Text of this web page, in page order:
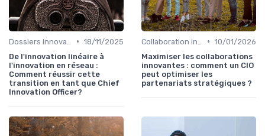
• 18/11/2025
De l'innovation linéaire à
l'innovation en réseau :
Comment réussir cette
transition en tant que Chief
Innovation Officer?
• 10/01/2026
Maximiser les collaborations
innovantes : comment un CIO
peut optimiser les
partenariats stratégiques ?